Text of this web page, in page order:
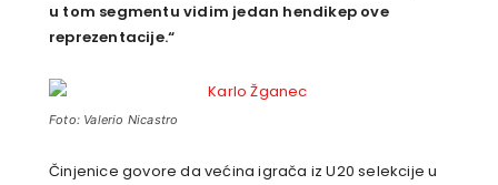
u tom segmentu vidim jedan hendikep ove
reprezentacije.“
Foto: Valerio Nicastro
Činjenice govore da većina igrača iz U20 selekcije u